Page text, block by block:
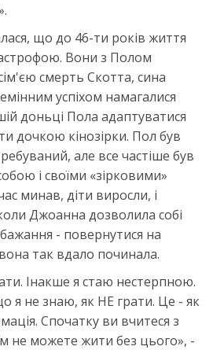
що до 46-ти років життя
Вони з Полом
смерть Скотта, сина
успіхом намагалися
доньці Пола адаптуватися
дочкою кінозірки. Пол був
але все частіше був
і своїми «зірковими»
минав, діти виросли, і
Джоанна дозволила собі
- повернутися на
так вдало починала.
Інакше я стаю нестерпною.
я не знаю, як НЕ грати. Це - як
Спочатку ви вчитеся з
не можете жити без цього», -